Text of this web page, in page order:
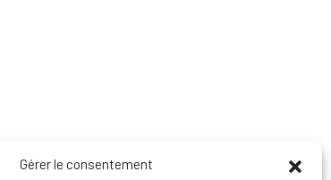
Gérer le consentement